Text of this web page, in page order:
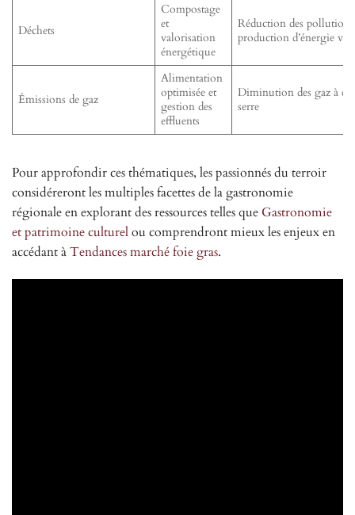
Déchets
Compostage
et
valorisation
énergétique
Réduction des
production d’énergie
Émissions de gaz
Alimentation
optimisée et
gestion des
effluents
Diminution des gaz à
serre
Pour approfondir ces thématiques, les passionnés du terroir
considéreront les multiples facettes de la gastronomie
régionale en explorant des ressources telles que Gastronomie
et patrimoine culturelou comprendront mieux les enjeux en
accédant àTendances marché foie gras.